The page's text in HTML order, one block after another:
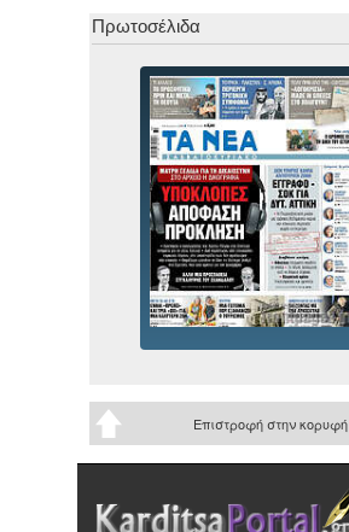
Πρωτοσέλιδα
Επιστροφή στην κορυφή